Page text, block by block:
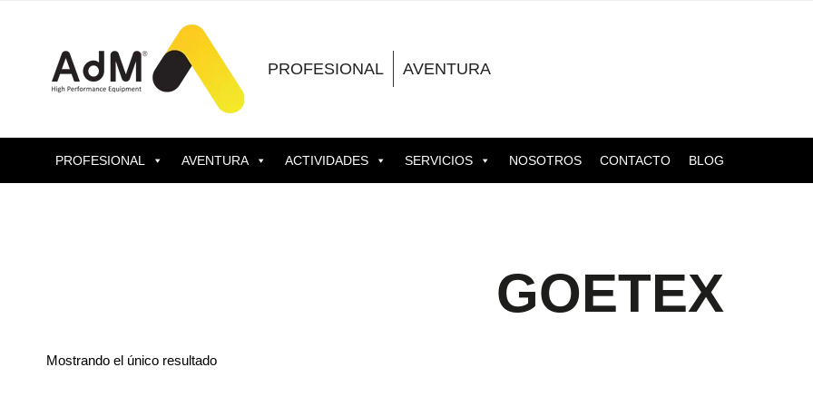
contenido
PROFESIONAL AVENTURA
PROFESIONAL AVENTURA ACTIVIDADES SERVICIOS NOSOTROS CONTACTO BLOG
GOETEX
Mostrando el único resultado